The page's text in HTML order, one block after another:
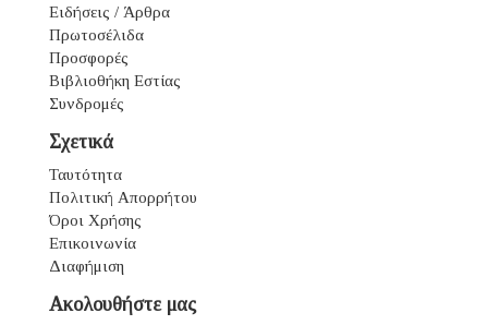
Ειδήσεις / Άρθρα
Πρωτοσέλιδα
Προσφορές
Βιβλιοθήκη Εστίας
Συνδρομές
Σχετικά
Ταυτότητα
Πολιτική Απορρήτου
Όροι Χρήσης
Επικοινωνία
Διαφήμιση
Ακολουθήστε μας